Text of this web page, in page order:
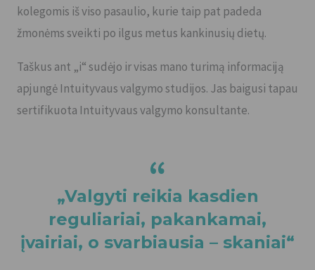
kolegomis iš viso pasaulio, kurie taip pat padeda
žmonėms sveikti po ilgus metus kankinusių dietų.
Taškus ant „i“ sudėjo ir visas mano turimą informaciją
apjungė Intuityvaus valgymo studijos. Jas baigusi tapau
sertifikuota Intuityvaus valgymo konsultante.
“
„Valgyti reikia kasdien
reguliariai, pakankamai,
įvairiai, o svarbiausia – skaniai“